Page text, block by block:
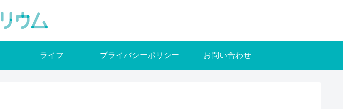
ライフ プライバシーポリシー お問い合わせ